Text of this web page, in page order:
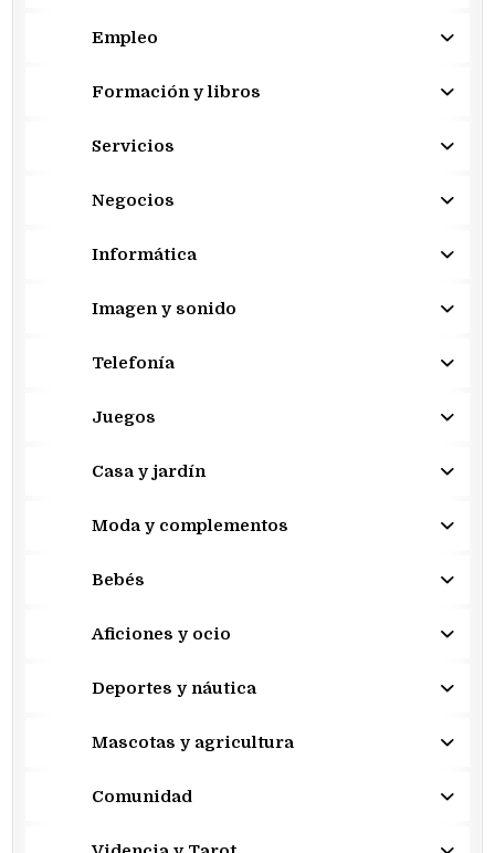
Empleo
Formación y libros
Servicios
Negocios
Informática
Imagen y sonido
Telefonía
Juegos
Casa y jardín
Moda y complementos
Bebés
Aficiones y ocio
Deportes y náutica
Mascotas y agricultura
Comunidad